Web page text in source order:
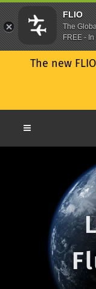
The new
FLIO
The
FREE -